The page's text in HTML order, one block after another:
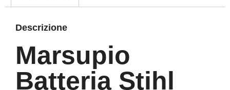
Descrizione
Marsupio
Batteria Stihl